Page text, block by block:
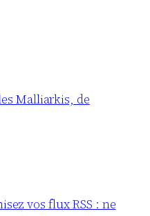
Malliarkis, de
vos flux RSS : ne